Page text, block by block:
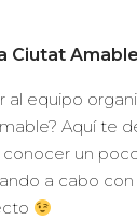
Ciutat Amable
al equipo
Aquí te
un
a cabo